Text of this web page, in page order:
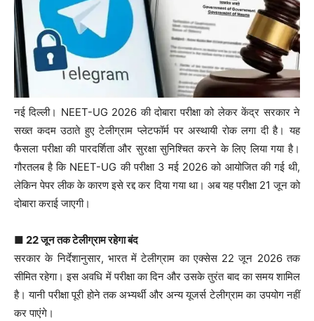
नई दिल्ली। NEET-UG 2026 की दोबारा परीक्षा को लेकर केंद्र सरकार ने
सख्त कदम उठाते हुए टेलीग्राम प्लेटफॉर्म पर अस्थायी रोक लगा दी है। यह
फैसला परीक्षा की पारदर्शिता और सुरक्षा सुनिश्चित करने के लिए लिया गया है।
गौरतलब है कि NEET-UG की परीक्षा 3 मई 2026 को आयोजित की गई थी,
लेकिन पेपर लीक के कारण इसे रद्द कर दिया गया था। अब यह परीक्षा 21 जून को
दोबारा कराई जाएगी।
■ 22 जून तक टेलीग्राम रहेगा बंद
सरकार के निर्देशानुसार, भारत में टेलीग्राम का एक्सेस 22 जून 2026 तक
सीमित रहेगा। इस अवधि में परीक्षा का दिन और उसके तुरंत बाद का समय शामिल
है। यानी परीक्षा पूरी होने तक अभ्यर्थी और अन्य यूजर्स टेलीग्राम का उपयोग नहीं
कर पाएंगे।